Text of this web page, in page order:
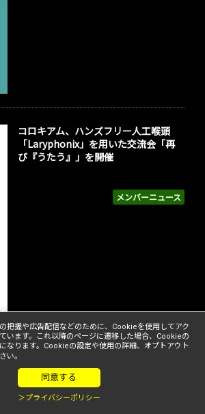
メンバーニュース
コロキアム、ハンズフリー人工喉頭
「Laryphonix」を用いた交流会「再
び『うたう』」を開催
MOLTON、好評につきリコージャパン
把握や広告配信などのために、Cookieを使用してアク
います。これ以降のページに遷移した場合、Cookieの
なります。Cookieの設定や使用の詳細、オプトアウト
い。
同意する
＞プライバシーポリシー